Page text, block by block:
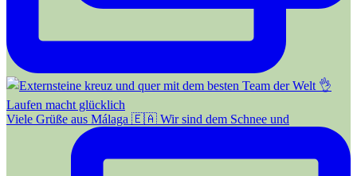
Viele Grüße aus Málaga 🇪🇦 Wir sind dem Schnee und